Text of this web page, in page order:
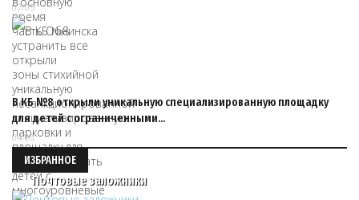
07/05
В КБ №8 открыли уникальную специализированную площадку
для детей с ограниченными…
04/06
ИЗБРАННОЕ
Почтовые заложники